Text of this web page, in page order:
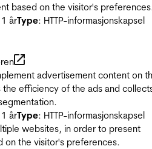
based on the visitor's
årType: HTTP-informasjonskapsel
advertisement content on
efficiency of the ads and
årType: HTTP-informasjonskapsel
websites, in order to present
on the visitor's preferences.